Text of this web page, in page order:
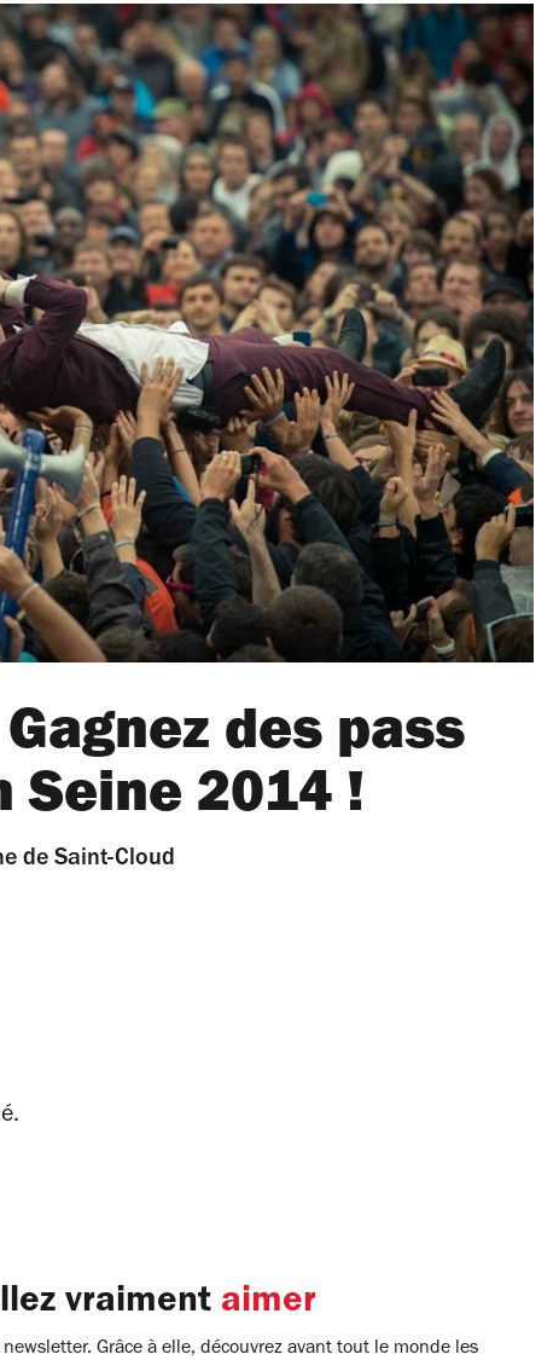
Gagnez des pass
Seine 2014 !
de Saint-Cloud
vraiment aimer
Grâce à elle, découvrez avant tout le monde les